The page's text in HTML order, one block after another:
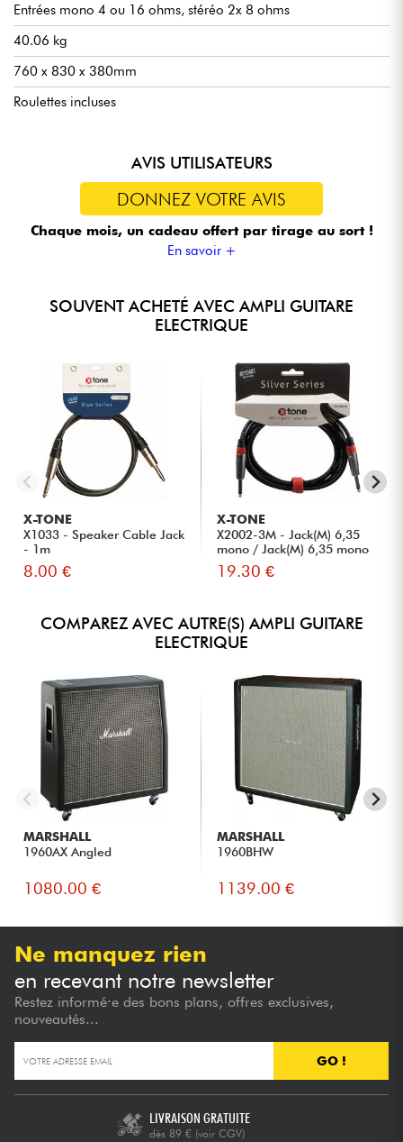
Entrées mono 4 ou 16 ohms, stéréo 2x 8 ohms
40.06 kg
760 x 830 x 380mm
Roulettes incluses
AVIS UTILISATEURS
DONNEZ VOTRE AVIS
Chaque mois, un cadeau offert par tirage au sort !
En savoir +
SOUVENT ACHETÉ AVEC AMPLI GUITARE
ELECTRIQUE
X-TONE
X1033 - Speaker Cable Jack
- 1m
8.00 €
X-TONE
X2002-3M - Jack(M) 6,35
mono / Jack(M) 6,35 mono
S...
19.30 €
COMPAREZ AVEC AUTRE(S) AMPLI GUITARE
ELECTRIQUE
MARSHALL
1960AX Angled
1080.00 €
MARSHALL
1960BHW
1139.00 €
Ne manquez rien
en recevant notre newsletter
Restez informé·e des bons plans, offres exclusives,
nouveautés...
GO !
LIVRAISON GRATUITE
dès 89 € (voir CGV)